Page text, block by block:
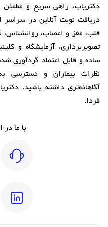
دکتریاب، راهی سریع و مطمئن
دریافت نوبت آنلاین در
قلب، مغز و اعصاب،
تصویربرداری، آزمایشگاه و
ساده و قابل اعتماد گردآوری
نظرات بیماران و دسترسی
آگاهانه‌تری داشته باشید.
فردا.
با ما در